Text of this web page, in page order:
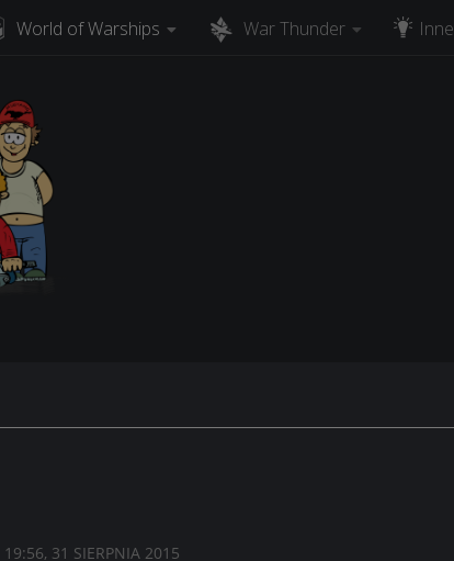
World of Warships War Thunder Inne
19:56, 31 SIERPNIA 2015